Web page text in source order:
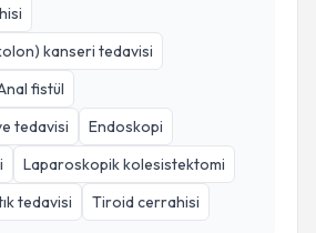
kanseri tedavisi
fistül
tedavisi
Endoskopi
Laparoskopik kolesistektomi
tedavisi
Tiroid cerrahisi